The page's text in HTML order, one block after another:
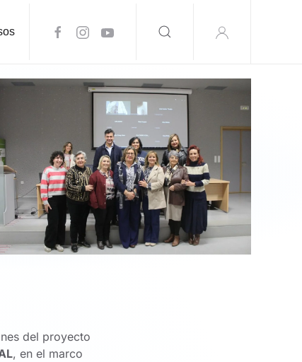
del proyecto
, en el marco